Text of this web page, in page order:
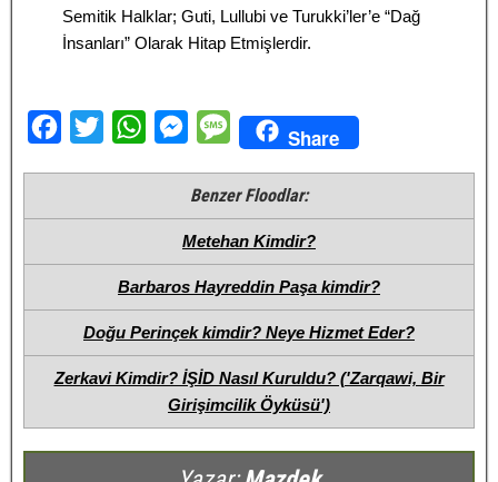
Semitik Halklar; Guti, Lullubi ve Turukki’ler’e “Dağ
İnsanları” Olarak Hitap Etmişlerdir.
b
k
t
r
W
s
A
p
p
M
s
e
n
g
e
r
M
s
a
g
e
Share
Benzer Floodlar:
Metehan Kimdir?
Barbaros Hayreddin Paşa kimdir?
Doğu Perinçek kimdir? Neye Hizmet Eder?
Zerkavi Kimdir? İŞİD Nasıl Kuruldu? ('Zarqawi, Bir
Girişimcilik Öyküsü')